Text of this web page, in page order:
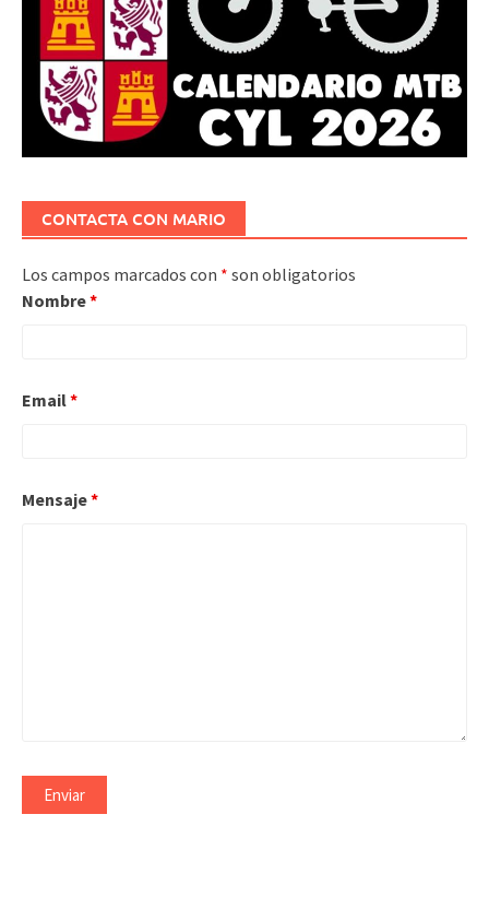
CONTACTA CON MARIO
Los campos marcados con * son obligatorios
Nombre*
Email*
Mensaje*